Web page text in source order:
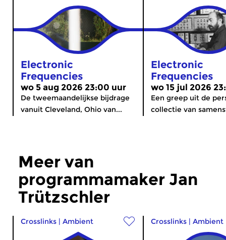
Electronic
Frequencies
wo 5 aug 2026 23:00 uur
De tweemaandelijkse bijdrage
vanuit Cleveland, Ohio van...
Electronic
Frequencies
wo 15 jul 2026
Een greep uit de
collectie van
Meer van
programmamaker Jan
Trützschler
Crosslinks | Ambient Crosslinks | Ambient